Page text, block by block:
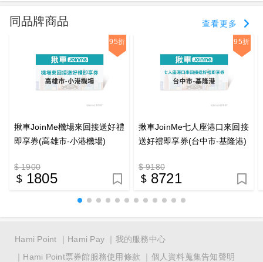
同品牌商品 查看更多
95折
揪車JoinMe機場來回接送好禮
即享券(高雄市-小港機場)
$ 1900
1805
95折
揪車JoinMe七人座港口來回接
送好禮即享券(台中市-基隆港)
$ 9180
8721
Hami Point Hami Pay
我的服務中心
Hami Point票券館服務使用條款
個人資料蒐集告知聲明